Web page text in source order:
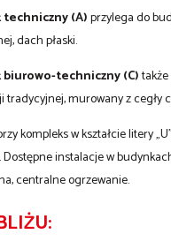
(A)przylega do
dach płaski.
techniczny (C)
tradycyjnej, murowany z cegły
kompleks w kształcie litery
Dostępne instalacje w
centralne ogrzewanie.